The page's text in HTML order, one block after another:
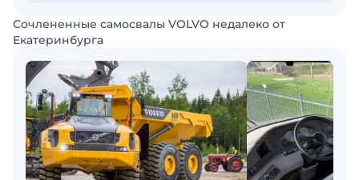
Сочлененные самосвалы VOLVO недалеко от
Екатеринбурга